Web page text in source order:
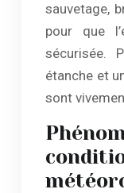
sauvetage,
pour que
sécurisée.
étanche et
sont